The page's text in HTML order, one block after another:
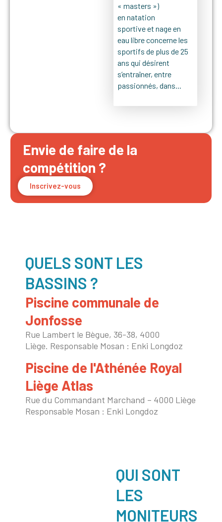
« masters »)
en natation
sportive et nage en
eau libre concerne les
sportifs de plus de 25
ans qui désirent
s’entraîner, entre
passionnés, dans...
Envie de faire de la
compétition ?
Inscrivez-vous
QUELS SONT LES
BASSINS ?
Piscine communale de
Jonfosse
Rue Lambert le Bègue, 36-38, 4000
Liège. Responsable Mosan : Enki Longdoz
Piscine de l'Athénée Royal
Liège Atlas
Rue du Commandant Marchand – 4000 Liège
Responsable Mosan : Enki Longdoz
QUI SONT
LES
MONITEURS